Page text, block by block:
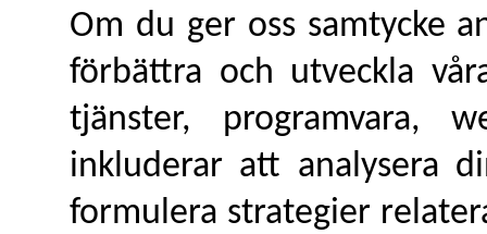
Om du ger oss samtycke
förbättra och utveckla
tjänster, programvara,
inkluderar att analysera
formulera strategier